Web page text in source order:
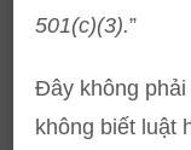
501(c)(3).”
Đây không
không biết luật